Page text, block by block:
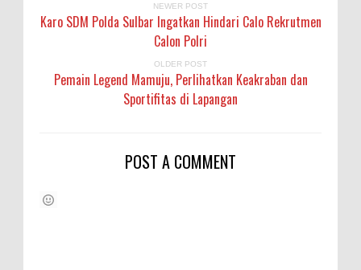
NEWER POST
Karo SDM Polda Sulbar Ingatkan Hindari Calo Rekrutmen
Calon Polri
OLDER POST
Pemain Legend Mamuju, Perlihatkan Keakraban dan
Sportifitas di Lapangan
POST A COMMENT